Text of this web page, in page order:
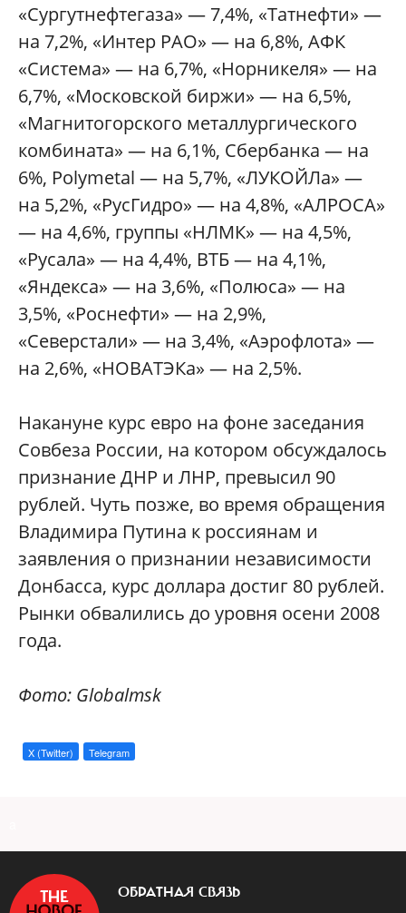
«Сургутнефтегаза» — 7,4%, «Татнефти» —
на 7,2%, «Интер РАО» — на 6,8%, АФК
«Система» — на 6,7%, «Норникеля» — на
6,7%, «Московской биржи» — на 6,5%,
«Магнитогорского металлургического
комбината» — на 6,1%, Сбербанка — на
6%, Polymetal — на 5,7%, «ЛУКОЙЛа» —
на 5,2%, «РусГидро» — на 4,8%, «АЛРОСА»
— на 4,6%, группы «НЛМК» — на 4,5%,
«Русала» — на 4,4%, ВТБ — на 4,1%,
«Яндекса» — на 3,6%, «Полюса» — на
3,5%, «Роснефти» — на 2,9%,
«Северстали» — на 3,4%, «Аэрофлота» —
на 2,6%, «НОВАТЭКа» — на 2,5%.
Накануне курс евро на фоне заседания
Совбеза России, на котором обсуждалось
признание ДНР и ЛНР, превысил 90
рублей. Чуть позже, во время обращения
Владимира Путина к россиянам и
заявления о признании независимости
Донбасса, курс доллара достиг 80 рублей.
Рынки обвалились до уровня осени 2008
года.
Фото: Globalmsk
X (Twitter) Telegram
ОБРАТНАЯ СВЯЗЬ